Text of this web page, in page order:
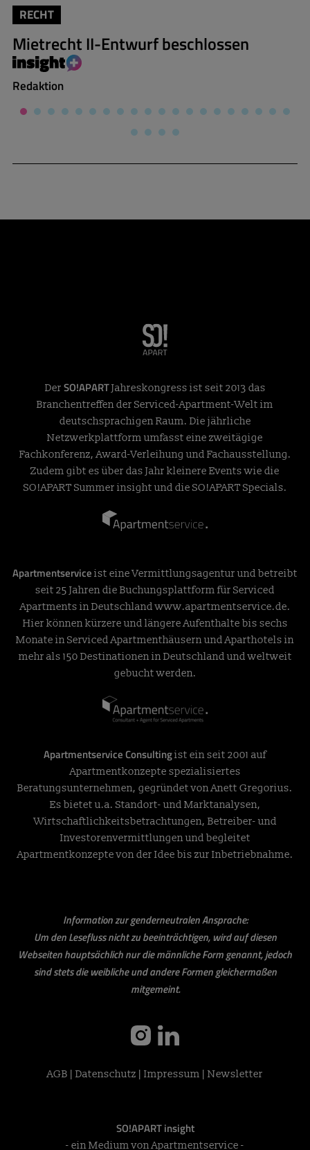
RECHT
Mietrecht II-Entwurf beschlossen
Redaktion
Der SO!APARTJahreskongress ist seit 2013 das
Branchentreffen der Serviced-Apartment-Welt im
deutschsprachigen Raum. Die jährliche
Netzwerkplattform umfasst eine zweitägige
Fachkonferenz, Award-Verleihung und Fachausstellung.
Zudem gibt es über das Jahr kleinere Events wie die
SO!APART Summer insight und die SO!APART Specials.
Apartmentservice ist eine Vermittlungsagentur und betreibt
seit 25 Jahren die Buchungsplattform für Serviced
Apartments in Deutschlandwww.apartmentservice.de.
Hier können kürzere und längere Aufenthalte bis sechs
Monate in Serviced Apartmenthäusern und Aparthotels in
mehr als 150 Destinationen in Deutschland und weltweit
gebucht werden.
Apartmentservice Consultingist ein seit 2001 auf
Apartmentkonzepte spezialisiertes
Beratungsunternehmen, gegründet von Anett Gregorius.
Es bietet u.a. Standort- und Marktanalysen,
Wirtschaftlichkeitsbetrachtungen, Betreiber- und
Investorenvermittlungen und begleitet
Apartmentkonzepte von der Idee bis zur Inbetriebnahme.
Information zur genderneutralen Ansprache:
Um den Lesefluss nicht zu beeinträchtigen, wird auf diesen
Webseiten hauptsächlich nur die männliche Form genannt, jedoch
sind stets die weibliche und andere Formen gleichermaßen
mitgemeint.
instagram
AGB | Datenschutz | Impressum | Newsletter
SO!APART insight
- ein Medium von Apartmentservice -